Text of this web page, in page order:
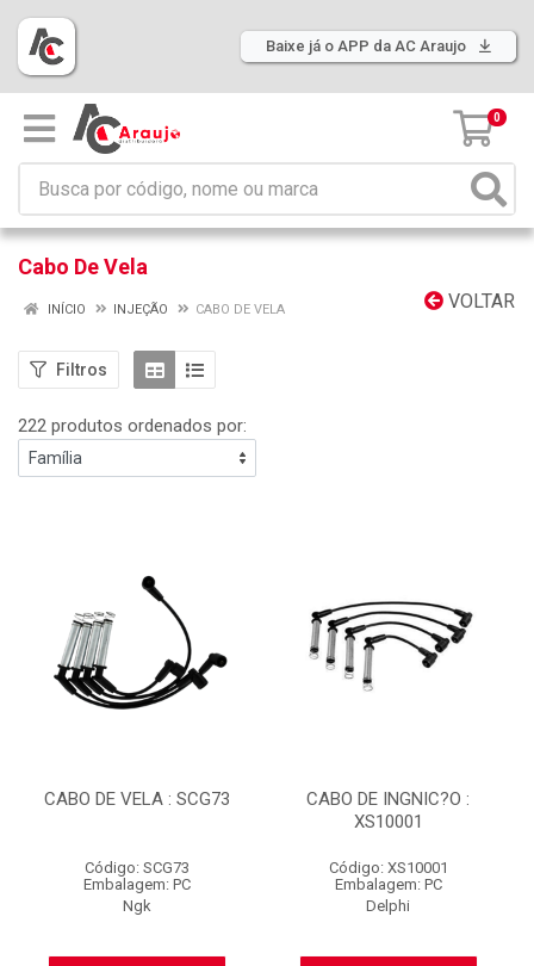
Baixe já o APP da AC Araujo
0
Cabo De Vela
VOLTAR
INÍCIO INJEÇÃO CABO DE VELA
Filtros
222 produtos ordenados por:
CABO DE VELA : SCG73
Código: SCG73
Embalagem: PC
Ngk
CABO DE INGNIC?O :
XS10001
Código: XS10001
Embalagem: PC
Delphi